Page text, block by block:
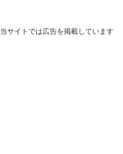
サイトでは広告を掲載しています